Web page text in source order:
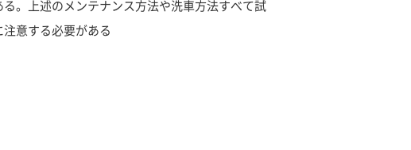
。上述のメンテナンス方法や洗車方法すべて試
意する必要がある